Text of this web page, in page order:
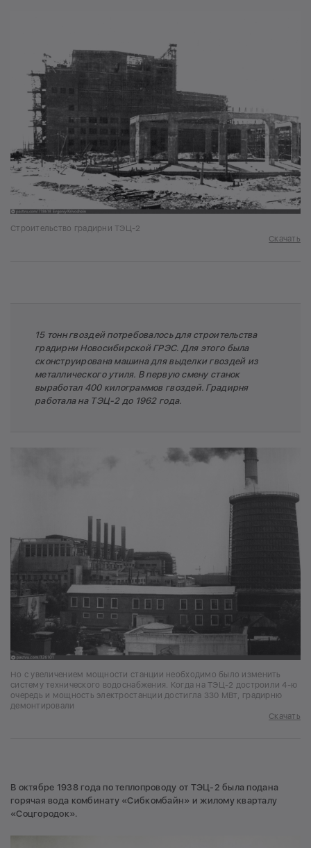
Строительство градирни ТЭЦ-2
Скачать
15 тонн гвоздей потребовалось для строительства
градирни Новосибирской ГРЭС. Для этого была
сконструирована машина для выделки гвоздей из
металлического утиля. В первую смену станок
выработал 400 килограммов гвоздей. Градирня
работала на ТЭЦ-2 до 1962 года.
Но с увеличением мощности станции необходимо было изменить
систему технического водоснабжения. Когда на ТЭЦ-2 достроили 4-ю
очередь и мощность электростанции достигла 330 МВт, градирню
демонтировали
Скачать
В октябре 1938 года по теплопроводу от ТЭЦ-2 была подана
горячая вода комбинату «Сибкомбайн» и жилому кварталу
«Соцгородок».